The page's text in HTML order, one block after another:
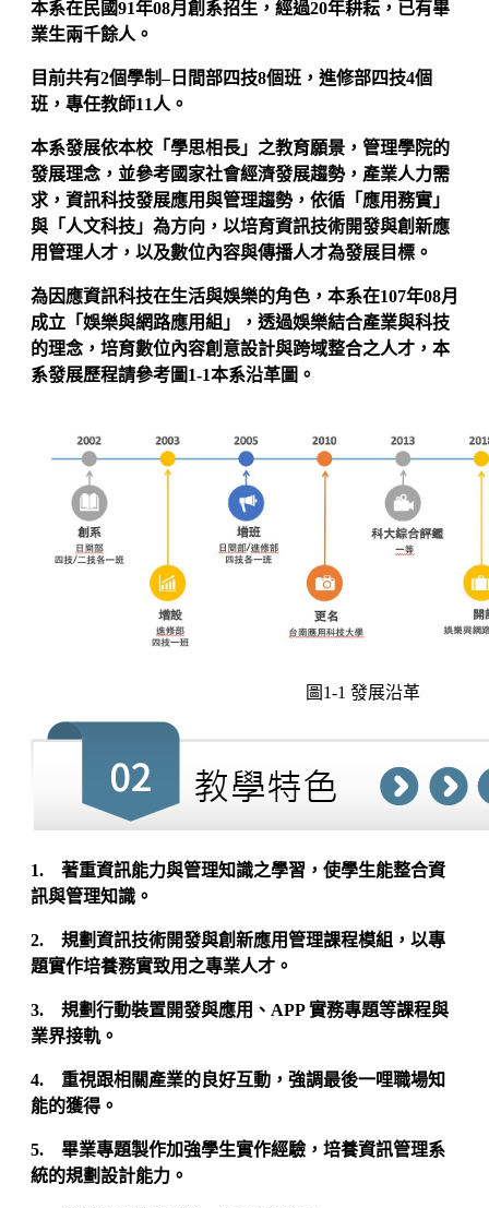
本系在民國91年08月創系招生，經過20年耕耘，已有畢
業生兩千餘人。
目前共有2個學制–日間部四技8個班，進修部四技4個
班，專任教師11人。
本系發展依本校「學思相長」之教育願景，管理學院的
發展理念，並參考國家社會經濟發展趨勢，產業人力需
求，資訊科技發展應用與管理趨勢，依循「應用務實」
與「人文科技」為方向，以培育資訊技術開發與創新應
用管理人才，以及數位內容與傳播人才為發展目標。
為因應資訊科技在生活與娛樂的角色，本系在107年08月
成立「娛樂與網路應用組」，透過娛樂結合產業與科技
的理念，培育數位內容創意設計與跨域整合之人才，本
系發展歷程請參考圖1-1本系沿革圖。
圖1‐1 發展沿革
1. 著重資訊能力與管理知識之學習，使學生能整合資
訊與管理知識。
2. 規劃資訊技術開發與創新應用管理課程模組，以專
題實作培養務實致用之專業人才。
3. 規劃行動裝置開發與應用、APP 實務專題等課程與
業界接軌。
4. 重視跟相關產業的良好互動，強調最後一哩職場知
能的獲得。
5. 畢業專題製作加強學生實作經驗，培養資訊管理系
統的規劃設計能力。